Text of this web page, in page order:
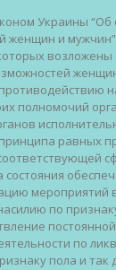
Украины
женщин и
полномочий
равных
мероприятий
по
по
пола и так